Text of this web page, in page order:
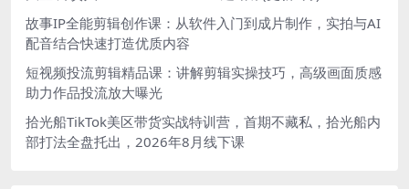
故事IP全能剪辑创作课：从软件入门到成片制作，实拍与AI
配音结合快速打造优质内容
短视频投流剪辑精品课：讲解剪辑实操技巧，高级画面质感
助力作品投流放大曝光
拾光船TikTok美区带货实战特训营，首期不藏私，拾光船内
部打法全盘托出，2026年8月线下课